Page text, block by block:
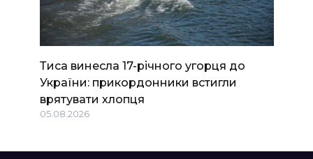
Тиса винесла 17-річного угорця до
України: прикордонники встигли
врятувати хлопця
05.08.2026